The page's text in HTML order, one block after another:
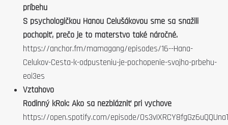
príbehu
S psychologičkou Hanou Celušákovou sme sa snažili
pochopiť, prečo je to materstvo také náročné.
https://anchor.fm/mamagang/episodes/16--Hana-
Celukov-Cesta-k-odpusteniu-je-pochopenie-svojho-prbehu-
eoi3es
Vztahovo
Rodinný kRok: Ako sa nezblázniť pri vychove
https://open.spotify.com/episode/